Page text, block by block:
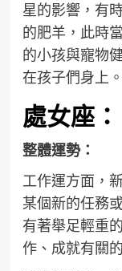
星的影響，有
的肥羊，此時
的小孩與寵物
在孩子們身上。
處女座：
整體運勢：
工作運方面，
某個新的任務
有著舉足輕重
作、成就有關